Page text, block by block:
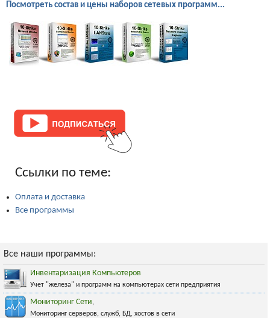
Посмотреть состав и цены наборов сетевых программ...
Ссылки по теме:
Оплата и доставка
Все программы
Все наши программы:
Инвентаризация Компьютеров
Учет "железа" и программ на компьютерах сети предприятия
Мониторинг Сети,
Мониторинг серверов, служб, БД, хостов в сети